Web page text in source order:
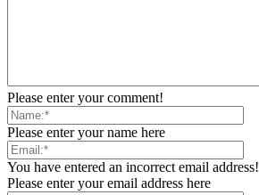
Please enter your comment!
Please enter your name here
You have entered an incorrect email address!
Please enter your email address here